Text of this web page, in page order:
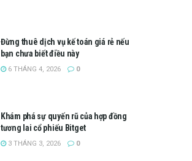
Đừng thuê dịch vụ kế toán giá rẻ nếu
bạn chưa biết điều này
6 THÁNG 4, 2026 0
Khám phá sự quyến rũ của hợp đồng
tương lai cổ phiếu Bitget
3 THÁNG 3, 2026 0